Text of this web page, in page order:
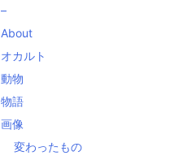
–
About
オカルト
動物
物語
画像
変わったもの